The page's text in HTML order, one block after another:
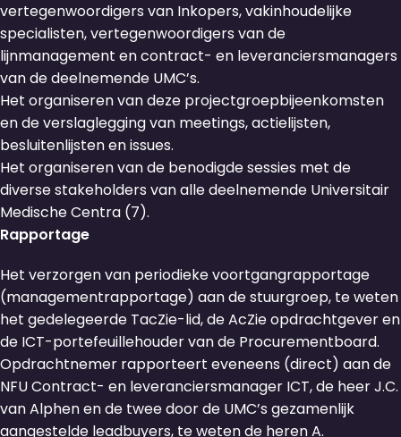
vertegenwoordigers van Inkopers, vakinhoudelijke
specialisten, vertegenwoordigers van de
lijnmanagement en contract- en leveranciersmanagers
van de deelnemende UMC’s.
Het organiseren van deze projectgroepbijeenkomsten
en de verslaglegging van meetings, actielijsten,
besluitenlijsten en issues.
Het organiseren van de benodigde sessies met de
diverse stakeholders van alle deelnemende Universitair
Medische Centra (7).
Rapportage
Het verzorgen van periodieke voortgangrapportage
(managementrapportage) aan de stuurgroep, te weten
het gedelegeerde TacZie-lid, de AcZie opdrachtgever en
de ICT-portefeuillehouder van de Procurementboard.
Opdrachtnemer rapporteert eveneens (direct) aan de
NFU Contract- en leveranciersmanager ICT, de heer J.C.
van Alphen en de twee door de UMC’s gezamenlijk
aangestelde leadbuyers, te weten de heren A.